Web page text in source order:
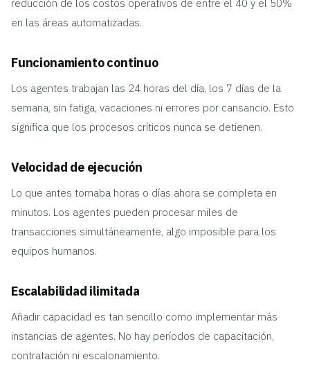
reducción de los costos operativos de entre el 40 y el 50%
en las áreas automatizadas.
Funcionamiento continuo
Los agentes trabajan las 24 horas del día, los 7 días de la
semana, sin fatiga, vacaciones ni errores por cansancio. Esto
significa que los procesos críticos nunca se detienen.
Velocidad de ejecución
Lo que antes tomaba horas o días ahora se completa en
minutos. Los agentes pueden procesar miles de
transacciones simultáneamente, algo imposible para los
equipos humanos.
Escalabilidad ilimitada
Añadir capacidad es tan sencillo como implementar más
instancias de agentes. No hay períodos de capacitación,
contratación ni escalonamiento.